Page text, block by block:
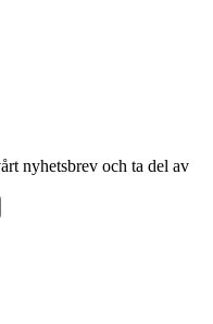
nyhetsbrev och ta del av